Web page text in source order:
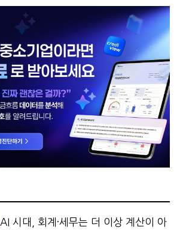
AI 시대, 회계·세무는 더 이상 계산이 아